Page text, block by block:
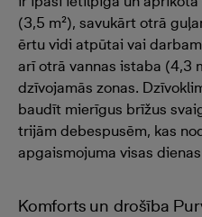
(3,5 m²), savukārt otrā
ērtu vidi atpūtai vai
arī otrā vannas istaba (4,3
dzīvojamās zonas.
baudīt mierīgus brīžus
trijām debespusēm, kas
apgaismojuma visas
Komforts un drošība